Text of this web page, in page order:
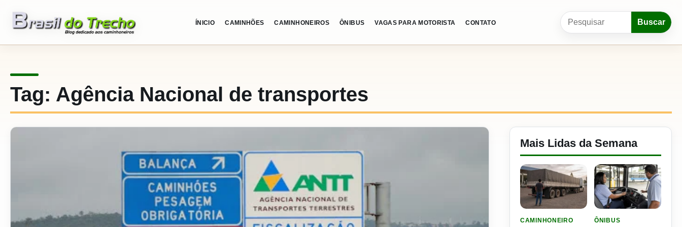
ÍNICIO CAMINHÕES CAMINHONEIROS ÔNIBUS VAGAS PARA MOTORISTA CONTATO
Pesquisar por:
Buscar
Tag: Agência Nacional de transportes
Mais Lidas da Semana
CAMINHONEIRO
ÔNIBUS